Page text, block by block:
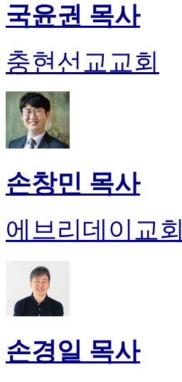
국윤권 목사
충현선교교회
손창민 목사
에브리데이교회
손경일 목사